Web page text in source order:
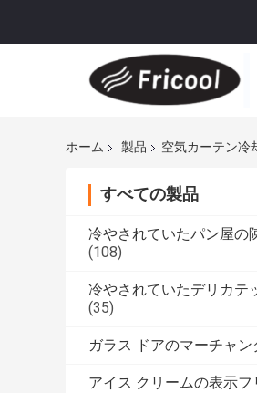
ホーム 製品 空気カーテン冷
すべての製品
冷やされていたパン屋の
(108)
冷やされていたデリカテ
(35)
ガラス ドアのマーチャン
アイス クリームの表示フ